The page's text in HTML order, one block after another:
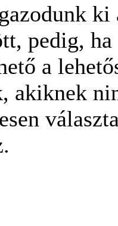
pedig,
a
akiknek